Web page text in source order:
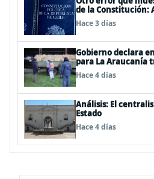
de la Constitución:
resguardar la
proteger a los
Hace 3 días
Gobierno declara
para La Araucanía
de sistemas frontales
Hace 4 días
Análisis: El
Estado
Hace 4 días